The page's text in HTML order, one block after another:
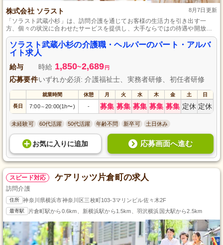
株式会社 ソラスト 8月7日更新
「ソラスト武蔵小杉」は、訪問介護を通じてお客様の生活力を引き出す一
方、個々の状況に合わせたサービスを提供し、大手ならではの待遇や開放的
な職場環境、丁寧な研修と先輩制度で社員の成長を全力でサポートします。
ソラスト武蔵小杉の介護職・ヘルパーのパート・アルバ
イト求人
給与 時給 1,850~2,689 円
応募要件いずれか必須: 介護福祉士、実務者研修、初任者研修
就業時間 休憩 月 火 水 木 金 土 日
長日 7:00～20:00(1h〜) - 募集 募集 募集 募集 募集 定休 定休
未経験可 60代活躍 50代活躍 年齢不問 新卒可 土日休み
お気に入り に追加 応募画面へ進む
スピード対応 ケアリッツ片倉町の求人
訪問介護
住所 神奈川県横浜市神奈川区三枚町103-3マリンビル佐々木2F
最寄駅 片倉町駅から0.6km、新横浜駅から1.5km、羽沢横浜国大駅から2.5km